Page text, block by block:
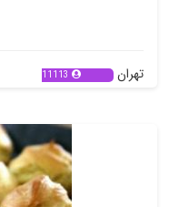
تهران 11113